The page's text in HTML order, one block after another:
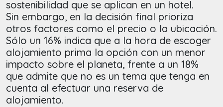
sostenibilidad que se aplican en un hotel.
Sin embargo, en la decisión final prioriza
otros factores como el precio o la ubicación.
Sólo un 16% indica que a la hora de escoger
alojamiento prima la opción con un menor
impacto sobre el planeta, frente a un 18%
que admite que no es un tema que tenga en
cuenta al efectuar una reserva de
alojamiento.